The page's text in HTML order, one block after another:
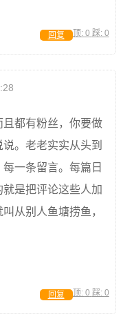
顶: 0 踩: 0
回复
都有粉丝，你要做
。老老实实从头到
一条留言。每篇日
是把评论这些人加
从别人鱼塘捞鱼，
顶: 0 踩: 0
回复